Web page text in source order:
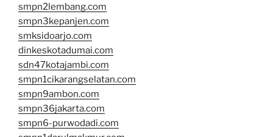
smpn2lembang.com
smpn3kepanjen.com
smksidoarjo.com
dinkeskotadumai.com
sdn47kotajambi.com
smpn1cikarangselatan.com
smpn9ambon.com
smpn36jakarta.com
smpn6-purwodadi.com